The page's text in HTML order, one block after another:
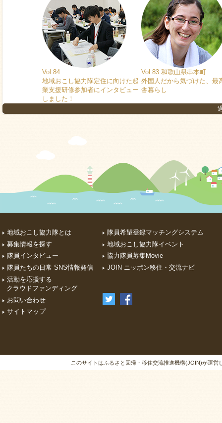
Vol.84
地域おこし協力隊定住に向けた起
業支援研修参加者にインタビュー
しました！
Vol.83 和歌山県串本町
外国人だから気づけた、最
舎暮らし
地域おこし協力隊とは
募集情報を探す
隊員インタビュー
隊員たちの日常 SNS情報発信
活動を応援する
クラウドファンディング
隊員希望登録マッチングシステム
地域おこし協力隊イベント
協力隊員募集Movie
JOIN ニッポン移住・交流ナビ
お問い合わせ
サイトマップ